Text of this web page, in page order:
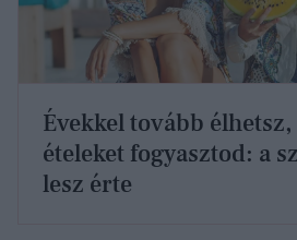
Évekkel tovább élhetsz,
ételeket fogyasztod: a
lesz érte